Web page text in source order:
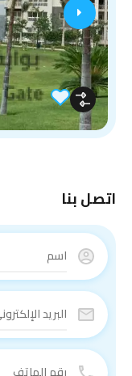
اتصل بنا